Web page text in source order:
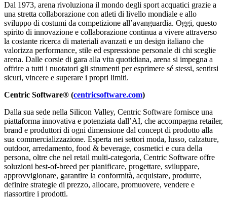
Dal 1973, arena rivoluziona il mondo degli sport acquatici grazie a
una stretta collaborazione con atleti di livello mondiale e allo
sviluppo di costumi da competizione all’avanguardia. Oggi, questo
spirito di innovazione e collaborazione continua a vivere attraverso
la costante ricerca di materiali avanzati e un design italiano che
valorizza performance, stile ed espressione personale di chi sceglie
arena. Dalle corsie di gara alla vita quotidiana, arena si impegna a
offrire a tutti i nuotatori gli strumenti per esprimere sé stessi, sentirsi
sicuri, vincere e superare i propri limiti.
Centric Software® (centricsoftware.com)
Dalla sua sede nella Silicon Valley, Centric Software fornisce una
piattaforma innovativa e potenziata dall’AI, che accompagna retailer,
brand e produttori di ogni dimensione dal concept di prodotto alla
sua commercializzazione. Esperta nei settori moda, lusso, calzature,
outdoor, arredamento, food & beverage, cosmetici e cura della
persona, oltre che nel retail multi-categoria, Centric Software offre
soluzioni best-of-breed per pianificare, progettare, sviluppare,
approvvigionare, garantire la conformità, acquistare, produrre,
definire strategie di prezzo, allocare, promuovere, vendere e
riassortire i prodotti.